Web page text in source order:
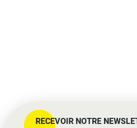
RECEVOIR NOTRE